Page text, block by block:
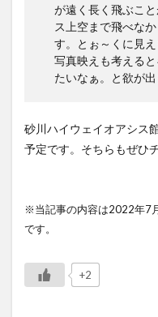
が遠く長く飛ぶこ
ス上空まで飛べな
す。とぉ～くに見え
写真映えも考える
たいなぁ。と欲が出
砂川ハイウェイオアシス
予定です。そちらもぜひ
※当記事の内容は2022年7
です。
+2